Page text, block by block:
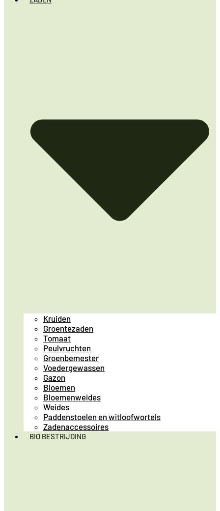
Kruiden
Groentezaden
Tomaat
Peulvruchten
Groenbemester
Voedergewassen
Gazon
Bloemen
Bloemenweides
Weides
Paddenstoelen en witloofwortels
Zadenaccessoires
BIO BESTRIJDING